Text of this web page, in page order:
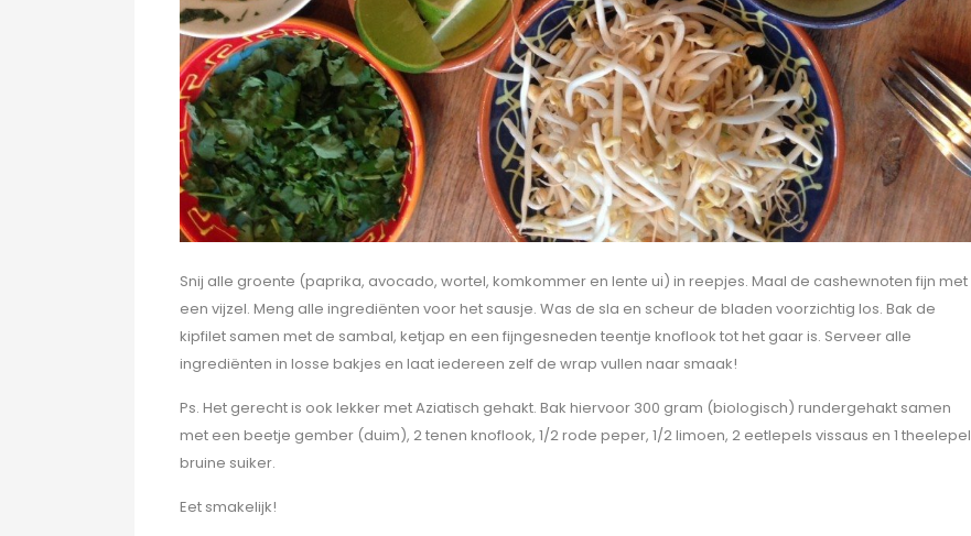
Snij alle groente (paprika, avocado, wortel, komkommer en lente ui) in reepjes. Maal de cashewnoten fijn met
een vijzel. Meng alle ingrediënten voor het sausje. Was de sla en scheur de bladen voorzichtig los. Bak de
kipfilet samen met de sambal, ketjap en een fijngesneden teentje knoflook tot het gaar is. Serveer alle
ingrediënten in losse bakjes en laat iedereen zelf de wrap vullen naar smaak!
Ps. Het gerecht is ook lekker met Aziatisch gehakt. Bak hiervoor 300 gram (biologisch) rundergehakt samen
met een beetje gember (duim), 2 tenen knoflook, 1/2 rode peper, 1/2 limoen, 2 eetlepels vissaus en 1 theelepel
bruine suiker.
Eet smakelijk!